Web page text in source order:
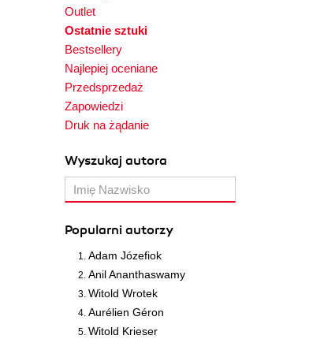
Outlet
Ostatnie sztuki
Bestsellery
Najlepiej oceniane
Przedsprzedaż
Zapowiedzi
Druk na żądanie
Wyszukaj autora
Popularni autorzy
Adam Józefiok
Anil Ananthaswamy
Witold Wrotek
Aurélien Géron
Witold Krieser